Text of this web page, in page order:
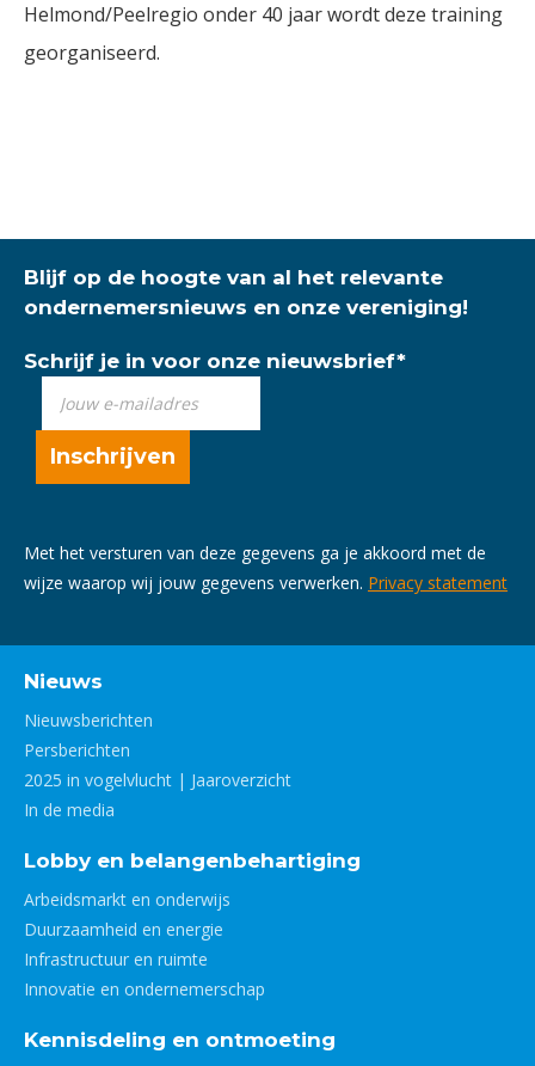
Helmond/Peelregio onder 40 jaar wordt deze training
georganiseerd.
Blijf op de hoogte van al het relevante
ondernemersnieuws en onze vereniging!
Schrijf je in voor onze nieuwsbrief*
Met het versturen van deze gegevens ga je akkoord met de
wijze waarop wij jouw gegevens verwerken. Privacy statement
Nieuws
Nieuwsberichten
Persberichten
2025 in vogelvlucht | Jaaroverzicht
In de media
Lobby en belangenbehartiging
Arbeidsmarkt en onderwijs
Duurzaamheid en energie
Infrastructuur en ruimte
Innovatie en ondernemerschap
Kennisdeling en ontmoeting